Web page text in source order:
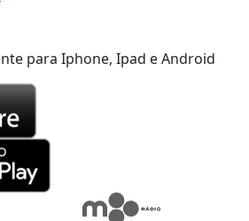
para Iphone, Ipad e Android